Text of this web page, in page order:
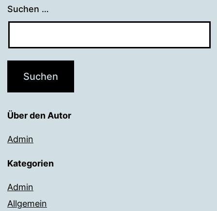
Suchen …
Über den Autor
Admin
Kategorien
Admin
Allgemein